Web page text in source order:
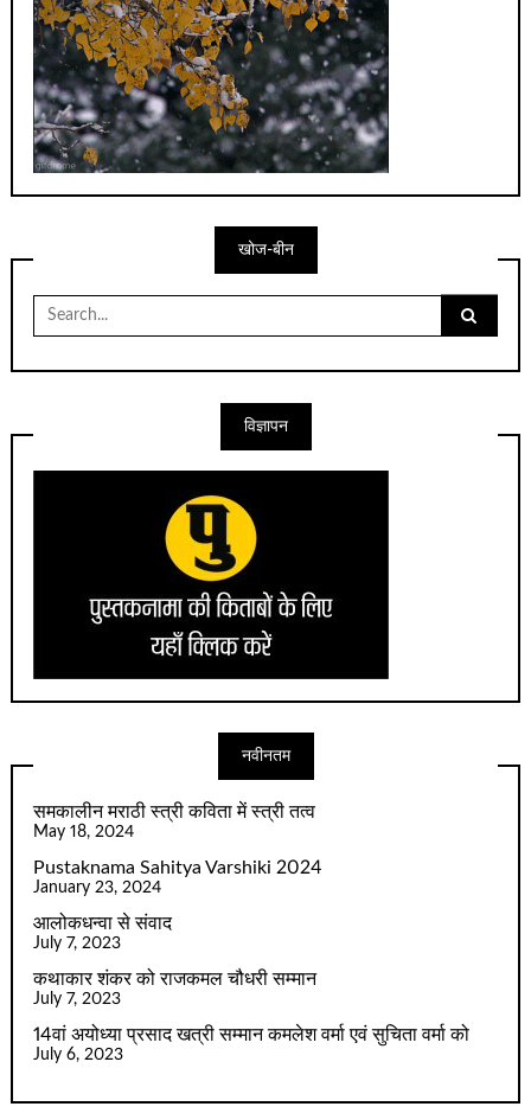
खोज-बीन
Search
for:
विज्ञापन
नवीनतम
समकालीन मराठी स्त्री कविता में स्त्री तत्व
May 18, 2024
Pustaknama Sahitya Varshiki 2024
January 23, 2024
आलोकधन्वा से संवाद
July 7, 2023
कथाकार शंकर को राजकमल चौधरी सम्मान
July 7, 2023
14वां अयोध्या प्रसाद खत्री सम्मान कमलेश वर्मा एवं सुचिता वर्मा को
July 6, 2023